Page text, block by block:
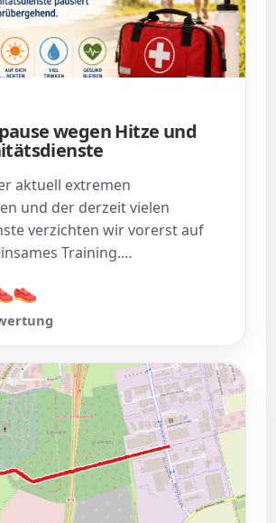
wegen Hitze und
aktuell extremen
und der derzeit vielen
verzichten wir vorerst auf
Training.…
👟
👟